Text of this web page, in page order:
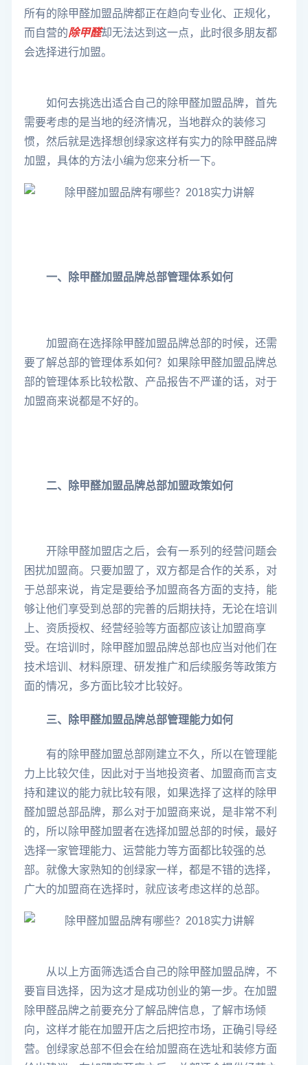
所有的除甲醛加盟品牌都正在趋向专业化、正规化，
而自营的除甲醛却无法达到这一点，此时很多朋友都
会选择进行加盟。
如何去挑选出适合自己的除甲醛加盟品牌，首先
需要考虑的是当地的经济情况，当地群众的装修习
惯，然后就是选择想创绿家这样有实力的除甲醛品牌
加盟，具体的方法小编为您来分析一下。
一、除甲醛加盟品牌总部管理体系如何
加盟商在选择除甲醛加盟品牌总部的时候，还需
要了解总部的管理体系如何？如果除甲醛加盟品牌总
部的管理体系比较松散、产品报告不严谨的话，对于
加盟商来说都是不好的。
二、除甲醛加盟品牌总部加盟政策如何
开除甲醛加盟店之后，会有一系列的经营问题会
困扰加盟商。只要加盟了，双方都是合作的关系，对
于总部来说，肯定是要给予加盟商各方面的支持，能
够让他们享受到总部的完善的后期扶持，无论在培训
上、资质授权、经营经验等方面都应该让加盟商享
受。在培训时，除甲醛加盟品牌总部也应当对他们在
技术培训、材料原理、研发推广和后续服务等政策方
面的情况，多方面比较才比较好。
三、除甲醛加盟品牌总部管理能力如何
有的除甲醛加盟总部刚建立不久，所以在管理能
力上比较欠佳，因此对于当地投资者、加盟商而言支
持和建议的能力就比较有限，如果选择了这样的除甲
醛加盟总部品牌，那么对于加盟商来说，是非常不利
的，所以除甲醛加盟者在选择加盟总部的时候，最好
选择一家管理能力、运营能力等方面都比较强的总
部。就像大家熟知的创绿家一样，都是不错的选择，
广大的加盟商在选择时，就应该考虑这样的总部。
从以上方面筛选适合自己的除甲醛加盟品牌，不
要盲目选择，因为这才是成功创业的第一步。在加盟
除甲醛品牌之前要充分了解品牌信息，了解市场倾
向，这样才能在加盟开店之后把控市场，正确引导经
营。创绿家总部不但会在给加盟商在选址和装修方面